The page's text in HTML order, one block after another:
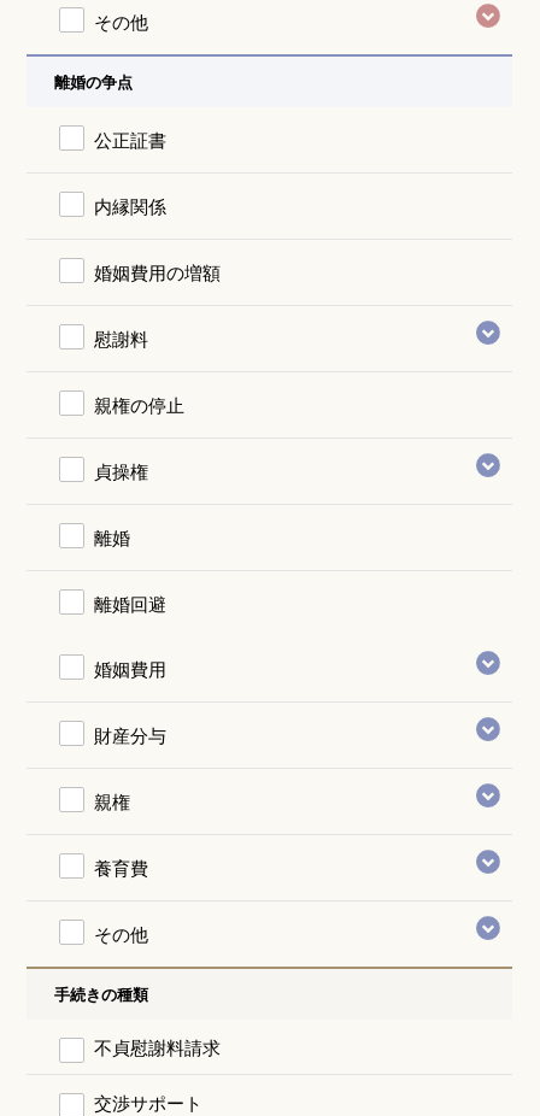
その他
離婚の争点
公正証書
内縁関係
婚姻費用の増額
慰謝料
親権の停止
貞操権
離婚
離婚回避
婚姻費用
財産分与
親権
養育費
その他
手続きの種類
不貞慰謝料請求
交渉サポート